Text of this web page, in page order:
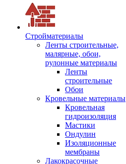
Стройматериалы
Ленты строительные,
малярные, обои,
рулонные материалы
Ленты
строительные
Обои
Кровельные материалы
Кровельная
гидроизоляция
Мастики
Ондулин
Изоляционные
мембраны
Лакокрасочные